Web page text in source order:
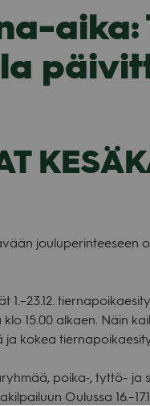
jou­lu­pe­rin­tee­seen
1.–23.12.
15.00 alkaen. Näin
ja kokea
poika‑, tyttö-
Oulussa